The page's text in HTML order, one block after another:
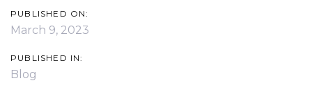
PUBLISHED ON:
March 9, 2023
PUBLISHED IN:
Blog